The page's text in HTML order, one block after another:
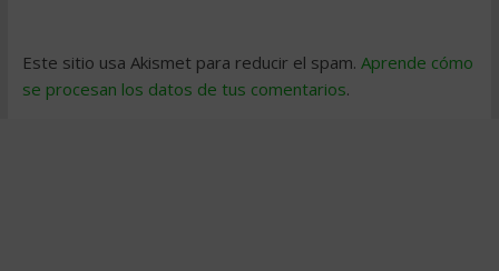
Este sitio usa Akismet para reducir el spam. Aprende cómo
se procesan los datos de tus comentarios.